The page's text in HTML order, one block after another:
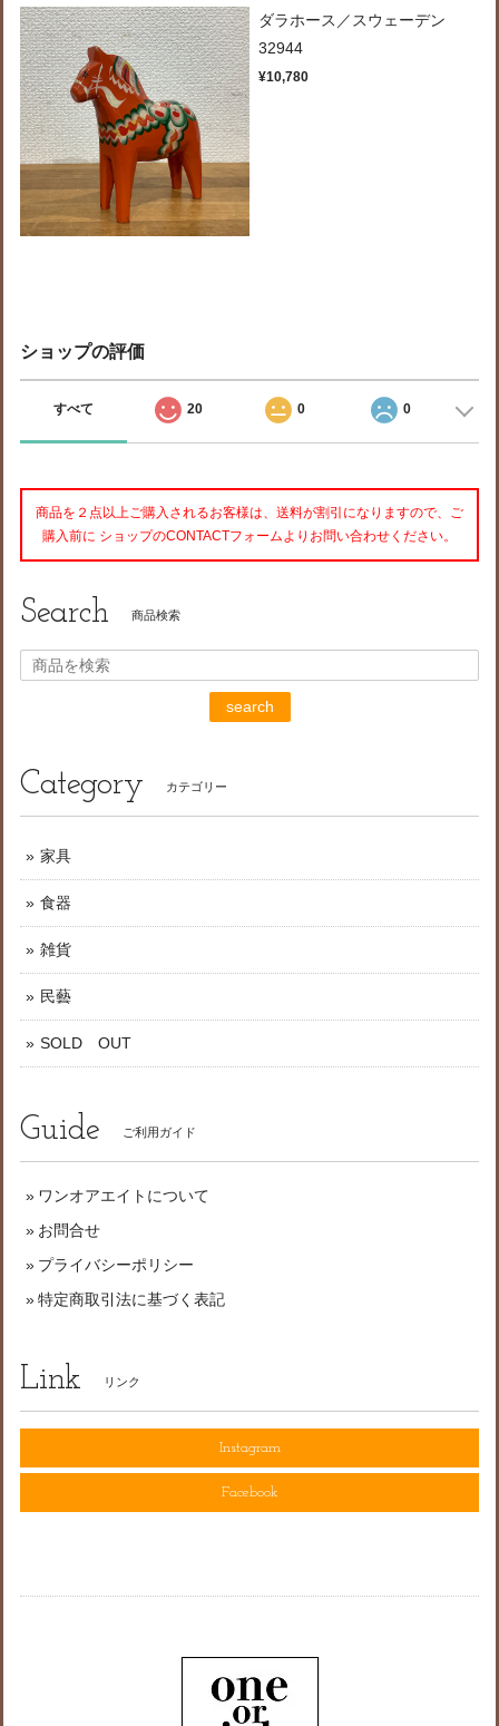
ダラホース／スウェーデン
32944
¥10,780
ショップの評価
すべて 20 0 0
商品を２点以上ご購入されるお客様は、送料が割引になりますので、ご
購入前に ショップのCONTACTフォームよりお問い合わせください。
Search 商品検索
search
Category カテゴリー
家具
食器
雑貨
民藝
SOLD OUT
Guide ご利用ガイド
ワンオアエイトについて
お問合せ
プライバシーポリシー
特定商取引法に基づく表記
Link リンク
Instagram
Facebook